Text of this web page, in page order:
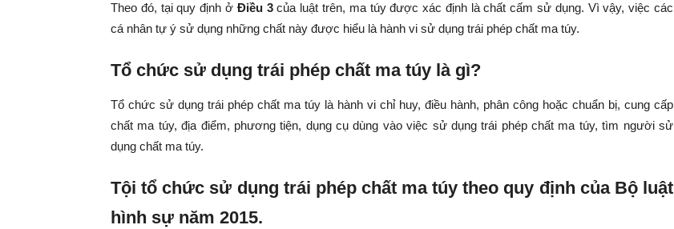
Theo đó, tại quy định ở Điều 3của luật trên, ma túy được xác định là chất cấm sử dụng. Vì vậy, việc các
cá nhân tự ý sử dụng những chất này được hiểu là hành vi sử dụng trái phép chất ma túy.
Tổ chức sử dụng trái phép chất ma túy là gì?
Tổ chức sử dụng trái phép chất ma túy là hành vi chỉ huy, điều hành, phân công hoặc chuẩn bị, cung cấp
chất ma túy, địa điểm, phương tiện, dụng cụ dùng vào việc sử dụng trái phép chất ma túy, tìm người sử
dụng chất ma túy.
Tội tổ chức sử dụng trái phép chất ma túy theo quy định của Bộ luật
hình sự năm 2015.